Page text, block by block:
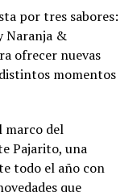
por tres sabores:
Naranja &
ofrecer nuevas
momentos
marco del
Pajarito, una
todo el año con
que